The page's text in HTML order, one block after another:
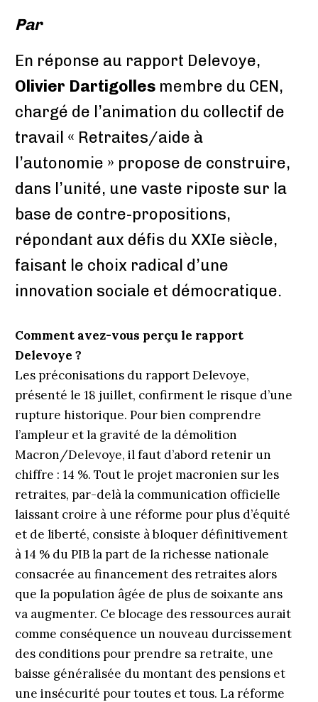
Par
En réponse au rapport Delevoye,
Olivier Dartigollesmembre du CEN,
chargé de l’animation du collectif de
travail « Retraites/aide à
l’autonomie » propose de construire,
dans l’unité, une vaste riposte sur la
base de contre-propositions,
répondant aux défis du XXIe siècle,
faisant le choix radical d’une
innovation sociale et démocratique.
Comment avez-vous perçu le rapport
Delevoye ?
Les préconisations du rapport Delevoye,
présenté le 18 juillet, confirment le risque d’une
rupture historique. Pour bien comprendre
l’ampleur et la gravité de la démolition
Macron/Delevoye, il faut d’abord retenir un
chiffre : 14 %. Tout le projet macronien sur les
retraites, par-delà la communication officielle
laissant croire à une réforme pour plus d’équité
et de liberté, consiste à bloquer définitivement
à 14 % du PIB la part de la richesse nationale
consacrée au financement des retraites alors
que la population âgée de plus de soixante ans
va augmenter. Ce blocage des ressources aurait
comme conséquence un nouveau durcissement
des conditions pour prendre sa retraite, une
baisse généralisée du montant des pensions et
une insécurité pour toutes et tous. La réforme